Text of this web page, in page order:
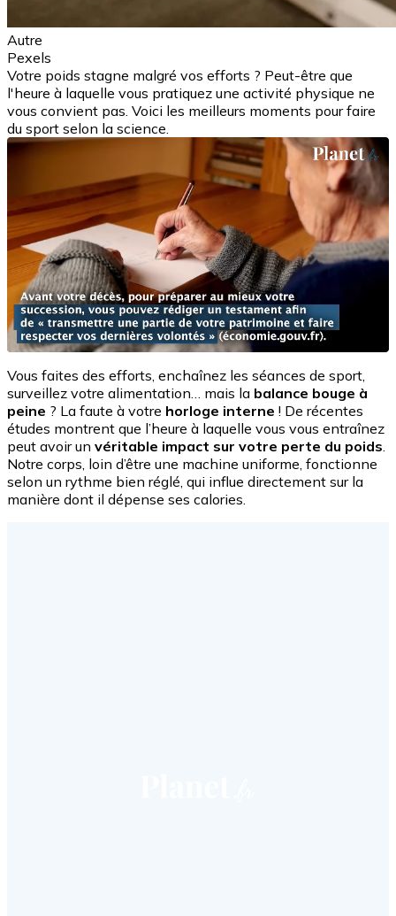
Autre
Pexels
Votre poids stagne malgré vos efforts ? Peut-être que
l'heure à laquelle vous pratiquez une activité physique ne
vous convient pas. Voici les meilleurs moments pour faire
du sport selon la science.
Vous faites des efforts, enchaînez les séances de sport,
surveillez votre alimentation… mais la balance bouge à
peine ? La faute à votre horloge interne ! De récentes
études montrent que l’heure à laquelle vous vous entraînez
peut avoir un véritable impact sur votre perte du poids
Notre corps, loin d’être une machine uniforme, fonctionne
selon un rythme bien réglé, qui influe directement sur la
manière dont il dépense ses calories.